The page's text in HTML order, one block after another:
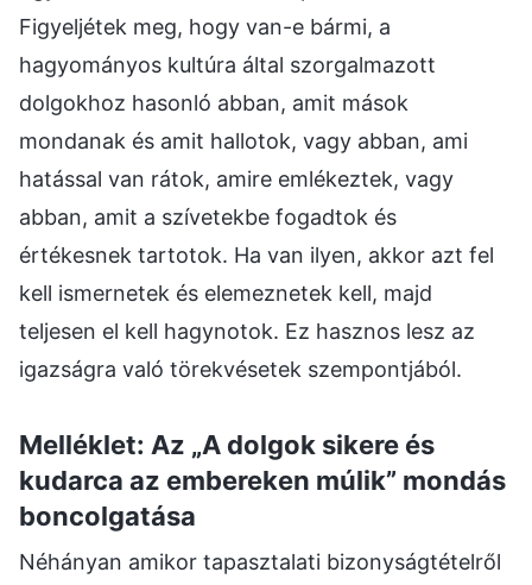
Figyeljétek meg, hogy van-e bármi, a
hagyományos kultúra által szorgalmazott
dolgokhoz hasonló abban, amit mások
mondanak és amit hallotok, vagy abban, ami
hatással van rátok, amire emlékeztek, vagy
abban, amit a szívetekbe fogadtok és
értékesnek tartotok. Ha van ilyen, akkor azt fel
kell ismernetek és elemeznetek kell, majd
teljesen el kell hagynotok. Ez hasznos lesz az
igazságra való törekvésetek szempontjából.
Melléklet: Az „A dolgok sikere és
kudarca az embereken múlik” mondás
boncolgatása
Néhányan amikor tapasztalati bizonyságtételről